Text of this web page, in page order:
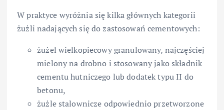
W praktyce wyróżnia się kilka głównych kategorii
żużli nadających się do zastosowań cementowych:
żużel wielkopiecowy granulowany, najczęściej
mielony na drobno i stosowany jako składnik
cementu hutniczego lub dodatek typu II do
betonu,
żużle stalownicze odpowiednio przetworzone